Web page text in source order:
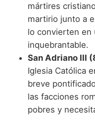
mártires
martirio junto a
lo convierten en
inquebrantable.
San Adriano III
Iglesia Católica
breve
las facciones
pobres y